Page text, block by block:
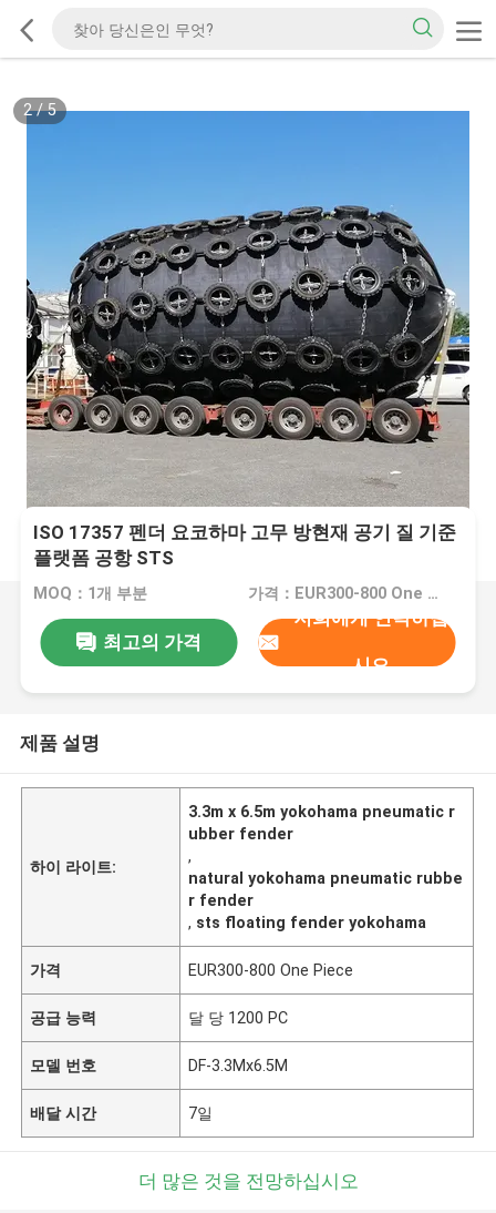
2/5
ISO 17357 펜더 요코하마 고무 방현재 공기 질 기준
플랫폼 공항 STS
MOQ：1개 부분 가격：EUR300-800 One Piece
최고의 가격
저희에게 연락하십
시오
제품 설명
하이 라이트:
3.3m x 6.5m yokohama pneumatic r
ubber fender
,
natural yokohama pneumatic rubbe
r fender
, sts floating fender yokohama
가격 EUR300-800 One Piece
공급 능력 달 당 1200 PC
모델 번호 DF-3.3Mx6.5M
배달 시간 7일
더 많은 것을 전망하십시오